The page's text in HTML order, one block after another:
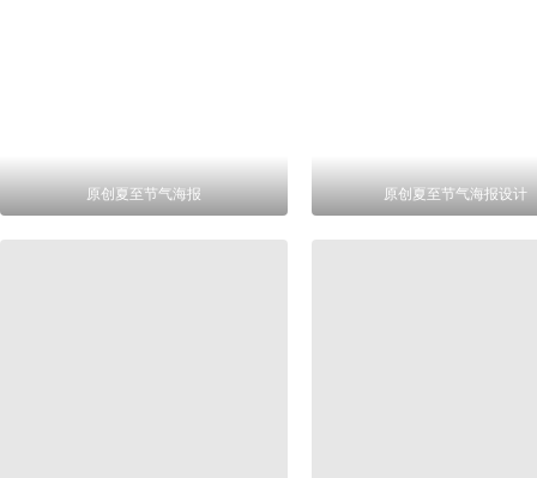
原创夏至节气海报 原创夏至节气海报设计